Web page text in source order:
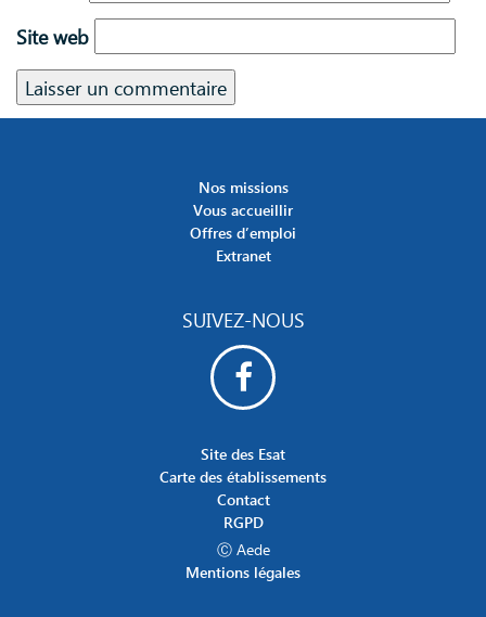
Site web
Nos missions
Vous accueillir
Offres d’emploi
Extranet
SUIVEZ-NOUS
Site des Esat
Carte des établissements
Contact
RGPD
Ⓒ Aede
Mentions légales